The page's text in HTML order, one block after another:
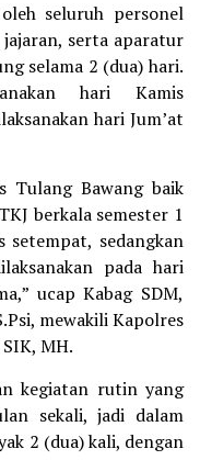
seluruh personel
serta aparatur
selama 2 (dua) hari.
hari Kamis
hari Jum’at
Tulang Bawang baik
berkala semester 1
sedangkan
pada hari
ucap Kabag SDM,
mewakili Kapolres
MH.
kegiatan rutin yang
sekali, jadi dalam
2 (dua) kali, dengan